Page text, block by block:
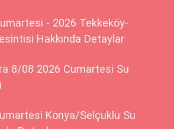
- 2026 Tekkeköy-
Hakkında Detaylar
8/08 2026 Cumartesi Su
Konya/Selçuklu Su